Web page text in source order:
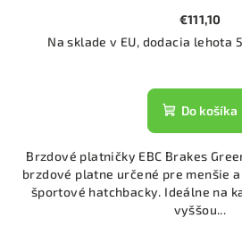
€111,10
Na sklade v EU, dodacia lehota
Do košíka
Brzdové platničky EBC Brakes
brzdové platne určené pre menšie
športové hatchbacky. Ideálne na
vyššou...